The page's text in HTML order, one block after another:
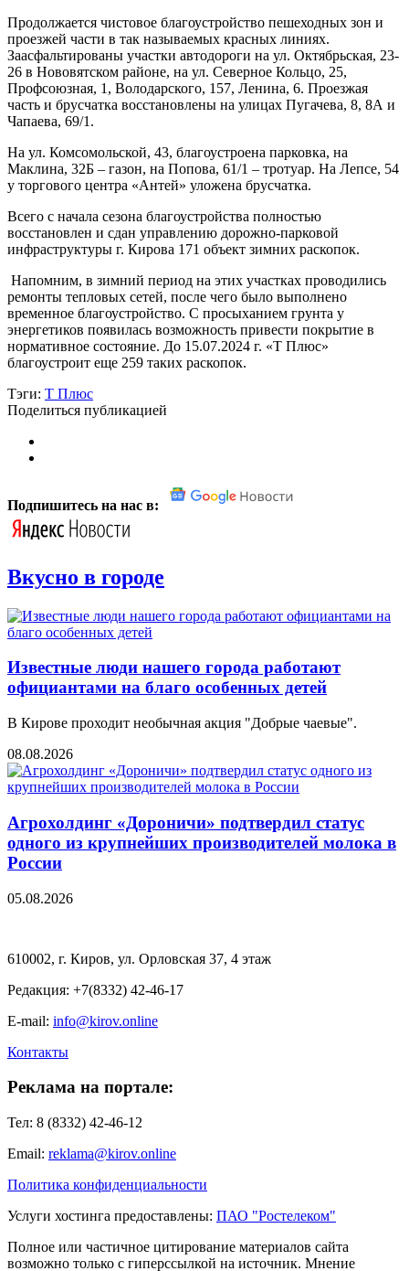
Продолжается чистовое благоустройство пешеходных зон и
проезжей части в так называемых красных линиях.
Заасфальтированы участки автодороги на ул. Октябрьская, 23-
26 в Нововятском районе, на ул. Северное Кольцо, 25,
Профсоюзная, 1, Володарского, 157, Ленина, 6. Проезжая
часть и брусчатка восстановлены на улицах Пугачева, 8, 8А и
Чапаева, 69/1.
На ул. Комсомольской, 43, благоустроена парковка, на
Маклина, 32Б – газон, на Попова, 61/1 – тротуар. На Лепсе, 54
у торгового центра «Антей» уложена брусчатка.
Всего с начала сезона благоустройства полностью
восстановлен и сдан управлению дорожно-парковой
инфраструктуры г. Кирова 171 объект зимних раскопок.
Напомним, в зимний период на этих участках проводились
ремонты тепловых сетей, после чего было выполнено
временное благоустройство. С просыханием грунта у
энергетиков появилась возможность привести покрытие в
нормативное состояние. До 15.07.2024 г. «Т Плюс»
благоустроит еще 259 таких раскопок.
Тэги: Т Плюс
Поделиться публикацией
Подпишитесь на нас в:
Вкусно в городе
Известные люди нашего города работают
официантами на благо особенных детей
В Кирове проходит необычная акция "Добрые чаевые".
08.08.2026
Агрохолдинг «Дороничи» подтвердил статус
одного из крупнейших производителей молока в
России
05.08.2026
610002, г. Киров, ул. Орловская 37, 4 этаж
Редакция: +7(8332) 42-46-17
E-mail: info@kirov.online
Контакты
Реклама на портале:
Тел: 8 (8332) 42-46-12
Email: reklama@kirov.online
Политика конфиденциальности
Услуги хостинга предоставлены: ПАО "Ростелеком"
Полное или частичное цитирование материалов сайта
возможно только с гиперссылкой на источник. Мнение